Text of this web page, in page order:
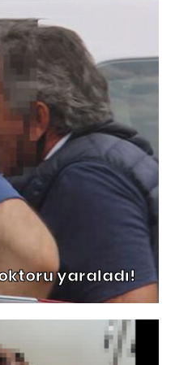
yaraladı!